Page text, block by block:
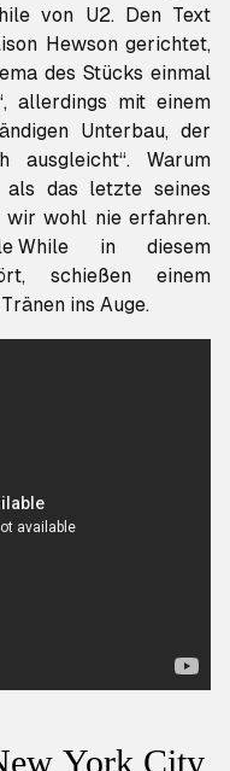
von U2. Den Text
Hewson gerichtet,
des Stücks einmal
allerdings mit einem
Unterbau, der
ausgleicht“. Warum
als das letzte seines
wir wohl nie erfahren.
While in diesem
schießen einem
ins Auge.
York City